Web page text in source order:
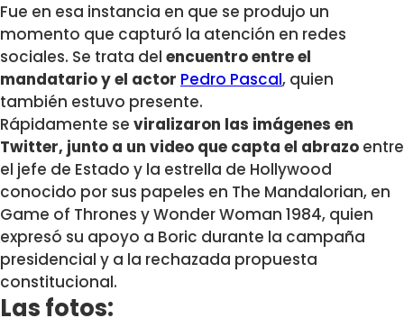
Fue en esa instancia en que se produjo un
momento que capturó la atención en redes
sociales. Se trata del encuentro entre el
mandatario y el actor Pedro Pascal, quien
también estuvo presente.
Rápidamente se viralizaron las imágenes en
Twitter, junto a un video que capta el abrazo entre
el jefe de Estado y la estrella de Hollywood
conocido por sus papeles en The Mandalorian, en
Game of Thrones y Wonder Woman 1984, quien
expresó su apoyo a Boric durante la campaña
presidencial y a la rechazada propuesta
constitucional.
Las fotos: